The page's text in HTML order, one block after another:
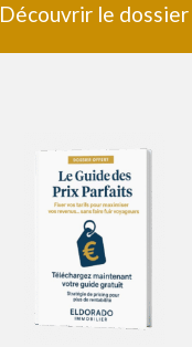
Découvrir le dossier